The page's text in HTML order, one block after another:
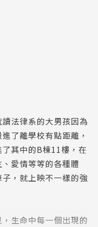
法律系的大男孩因為
了離學校有點距離，
其中的B棟11樓，在
愛情等等的各種體
，就上映不一樣的強
生命中每一個出現的